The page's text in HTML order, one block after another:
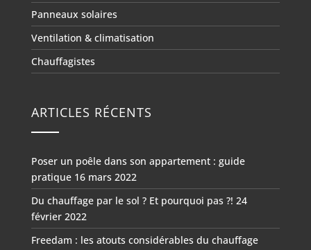
Panneaux solaires
Ventilation & climatisation
Chauffagistes
ARTICLES RÉCENTS
Poser un poêle dans son appartement : guide
pratique 16 mars 2022
Du chauffage par le sol ? Et pourquoi pas ?! 24
février 2022
Freedam : les atouts considérables du chauffage